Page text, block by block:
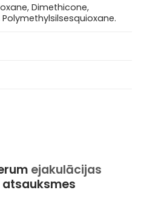
Dimethicone,
ejakulācijas
atsauksmes